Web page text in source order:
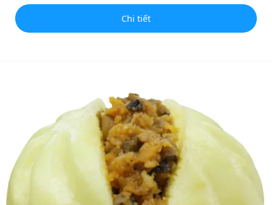
Chi tiết